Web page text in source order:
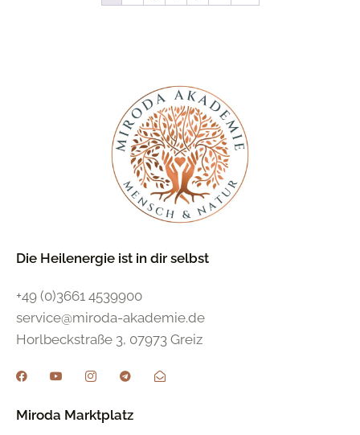
Die Heilenergie ist in dir selbst
+49 (0)3661 4539900
service@miroda-akademie.de
Horlbeckstraße 3, 07973 Greiz
Miroda Marktplatz